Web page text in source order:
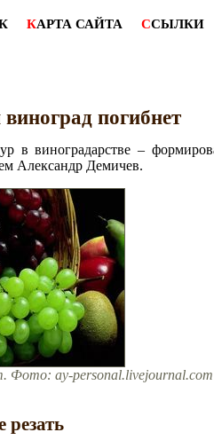
КАРТА САЙТА ССЫЛКИ
погибнет
виноградарстве –
Александр Демичев.
Фото: ay-personal.livejournal.com
резать